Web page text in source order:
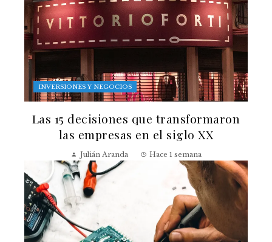
INVERSIONES Y NEGOCIOS
Las 15 decisiones que transformaron
las empresas en el siglo XX
Julián Aranda Hace 1 semana